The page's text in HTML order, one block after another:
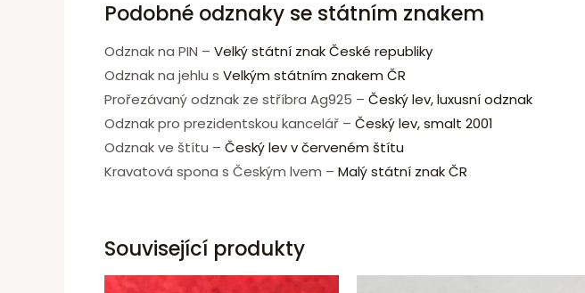
Podobné odznaky se státním znakem
Odznak na PIN – Velký státní znak České republiky
Odznak na jehlu s Velkým státním znakem ČR
Prořezávaný odznak ze stříbra Ag925 – Český lev, luxusní odznak
Odznak pro prezidentskou kancelář – Český lev, smalt 2001
Odznak ve štítu – Český lev v červeném štítu
Kravatová spona s Českým lvem – Malý státní znak ČR
Související produkty